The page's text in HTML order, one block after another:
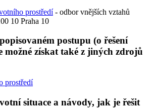
prostředí- odbor vnějších vztahů
10 Praha 10
postupu (o řešení
možné získat také z jiných zdrojů
prostředí
situace a návody, jak je řešit